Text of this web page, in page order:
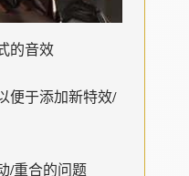
的音效
便于添加新特效/
/重合的问题